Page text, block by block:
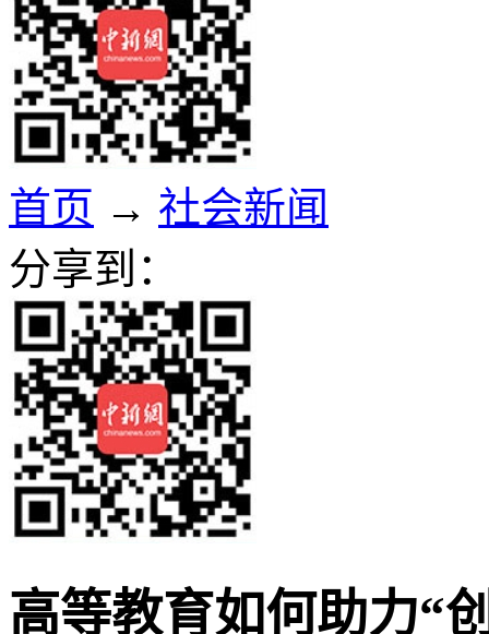
首页 → 社会新闻
分享到：
高等教育如何助力“